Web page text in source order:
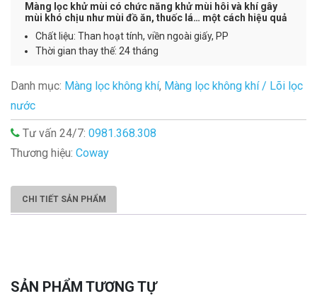
Màng lọc khử mùi có chức năng khử mùi hôi và khí gây
mùi khó chịu như mùi đồ ăn, thuốc lá… một cách hiệu quả
Chất liệu: Than hoạt tính, viền ngoài giấy, PP
Thời gian thay thế: 24 tháng
Danh mục: Màng lọc không khí, Màng lọc không khí / Lõi lọc
nước
Tư vấn 24/7: 0981.368.308
Thương hiệu: Coway
CHI TIẾT SẢN PHẨM
SẢN PHẨM TƯƠNG TỰ